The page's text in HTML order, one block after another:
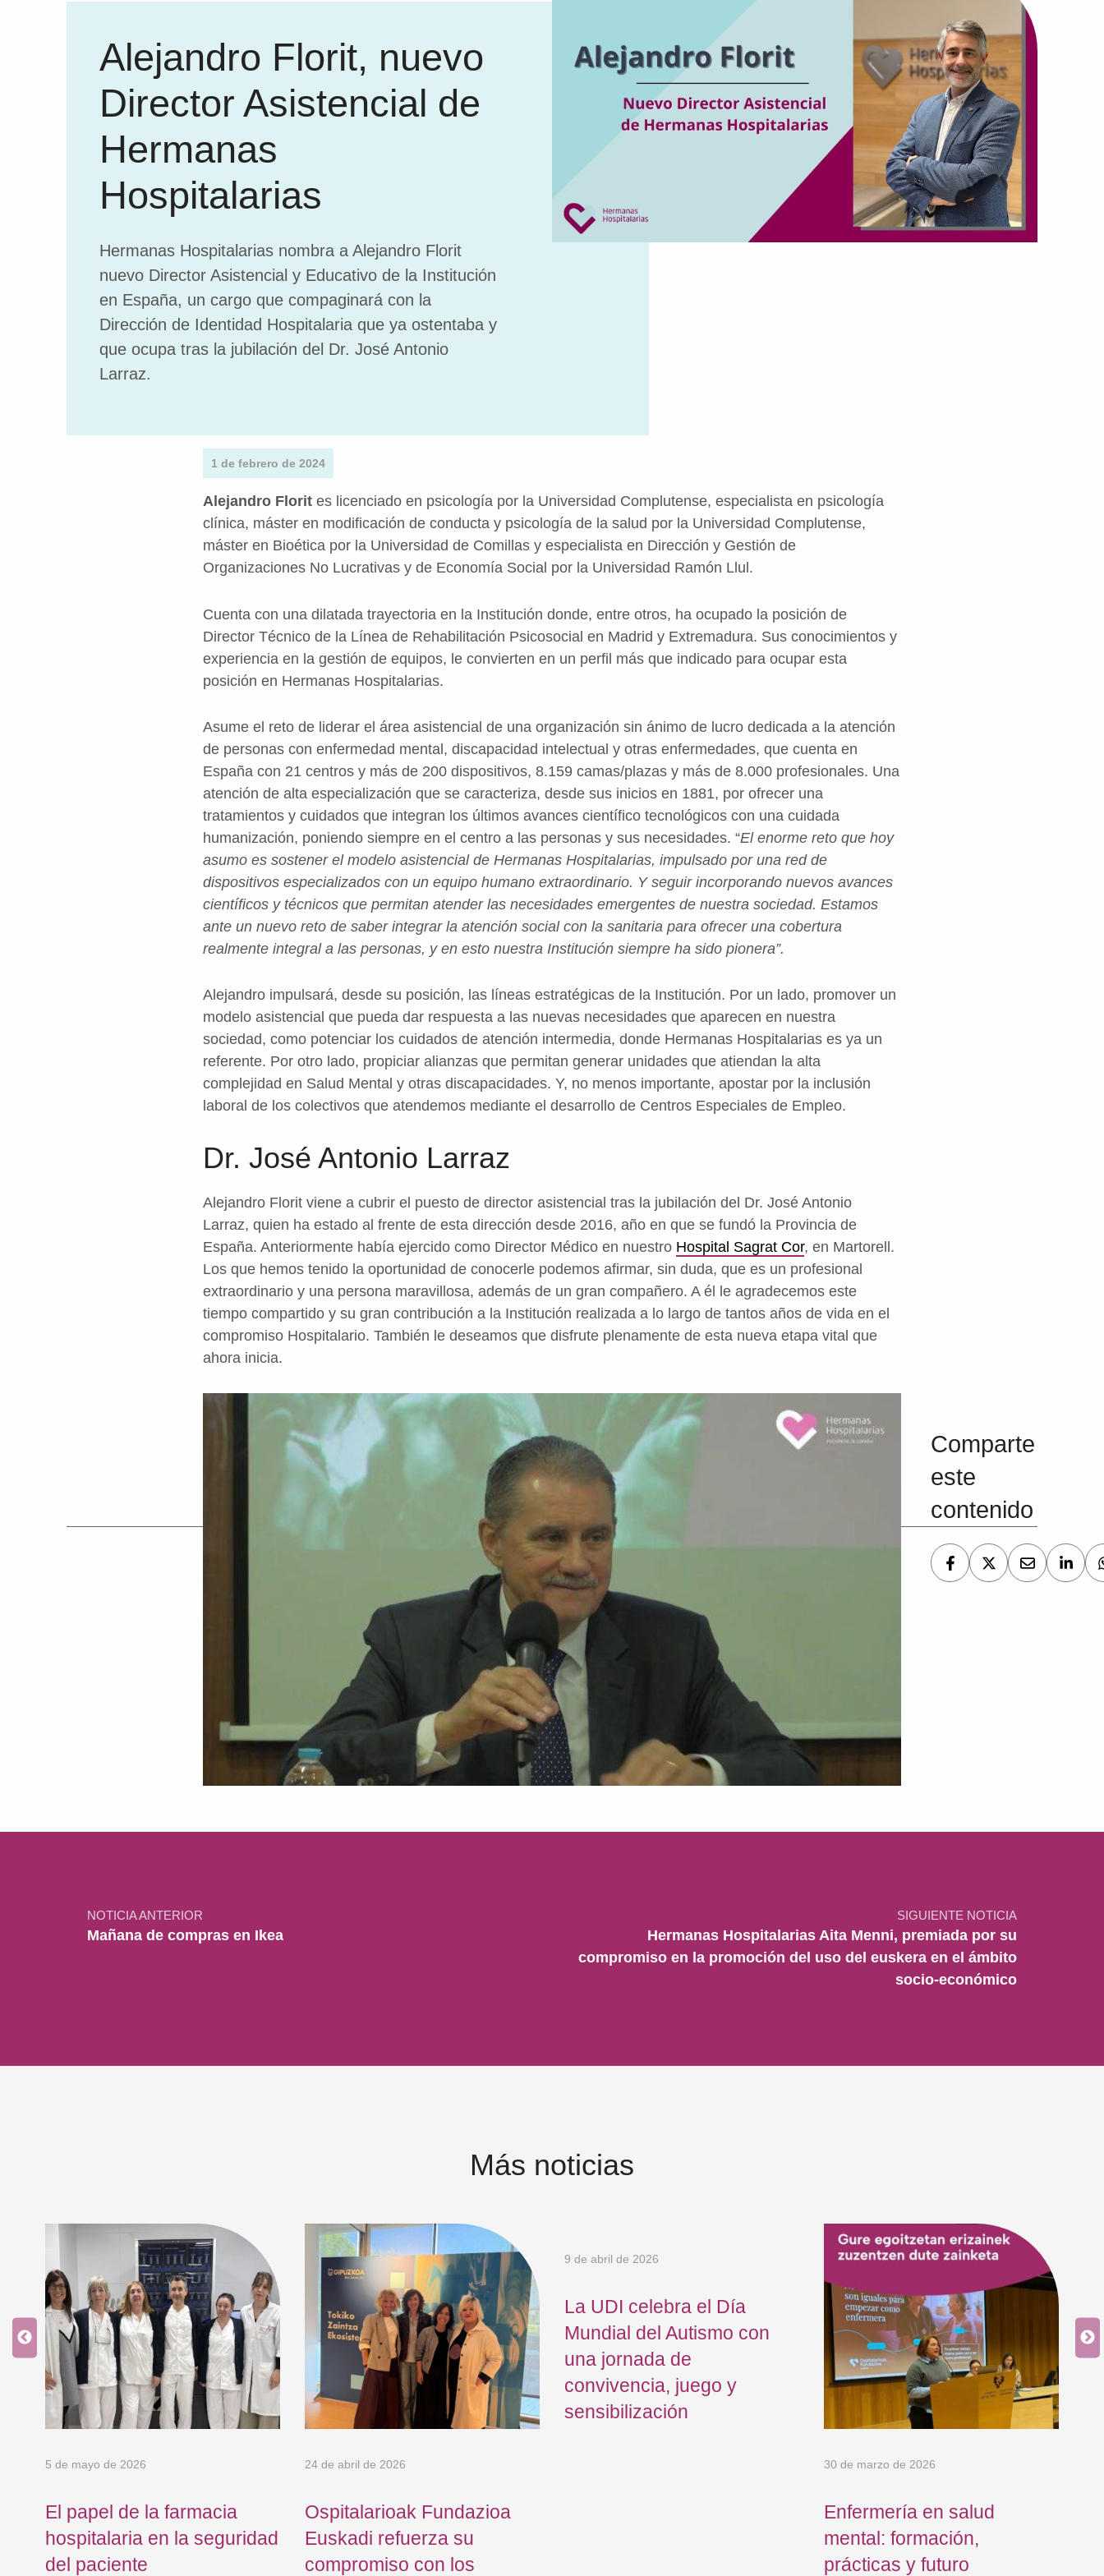
Alejandro Florit, nuevo
Director Asistencial de
Hermanas
Hospitalarias
Hermanas Hospitalarias nombra a Alejandro Florit
nuevo Director Asistencial y Educativo de la Institución
en España, un cargo que compaginará con la
Dirección de Identidad Hospitalaria que ya ostentaba y
que ocupa tras la jubilación del Dr. José Antonio
Larraz.
1 de febrero de 2024
Alejandro Florit es licenciado en psicología por la Universidad Complutense, especialista en psicología
clínica, máster en modificación de conducta y psicología de la salud por la Universidad Complutense,
máster en Bioética por la Universidad de Comillas y especialista en Dirección y Gestión de
Organizaciones No Lucrativas y de Economía Social por la Universidad Ramón Llul.
Cuenta con una dilatada trayectoria en la Institución donde, entre otros, ha ocupado la posición de
Director Técnico de la Línea de Rehabilitación Psicosocial en Madrid y Extremadura. Sus conocimientos y
experiencia en la gestión de equipos, le convierten en un perfil más que indicado para ocupar esta
posición en Hermanas Hospitalarias.
Asume el reto de liderar el área asistencial de una organización sin ánimo de lucro dedicada a la atención
de personas con enfermedad mental, discapacidad intelectual y otras enfermedades, que cuenta en
España con 21 centros y más de 200 dispositivos, 8.159 camas/plazas y más de 8.000 profesionales. Una
atención de alta especialización que se caracteriza, desde sus inicios en 1881, por ofrecer una
tratamientos y cuidados que integran los últimos avances científico tecnológicos con una cuidada
humanización, poniendo siempre en el centro a las personas y sus necesidades. “El enorme reto que hoy
asumo es sostener el modelo asistencial de Hermanas Hospitalarias, impulsado por una red de
dispositivos especializados con un equipo humano extraordinario. Y seguir incorporando nuevos avances
científicos y técnicos que permitan atender las necesidades emergentes de nuestra sociedad. Estamos
ante un nuevo reto de saber integrar la atención social con la sanitaria para ofrecer una cobertura
realmente integral a las personas, y en esto nuestra Institución siempre ha sido pionera”.
Alejandro impulsará, desde su posición, las líneas estratégicas de la Institución. Por un lado, promover un
modelo asistencial que pueda dar respuesta a las nuevas necesidades que aparecen en nuestra
sociedad, como potenciar los cuidados de atención intermedia, donde Hermanas Hospitalarias es ya un
referente. Por otro lado, propiciar alianzas que permitan generar unidades que atiendan la alta
complejidad en Salud Mental y otras discapacidades. Y, no menos importante, apostar por la inclusión
laboral de los colectivos que atendemos mediante el desarrollo de Centros Especiales de Empleo.
Dr. José Antonio Larraz
Alejandro Florit viene a cubrir el puesto de director asistencial tras la jubilación del Dr. José Antonio
Larraz, quien ha estado al frente de esta dirección desde 2016, año en que se fundó la Provincia de
España. Anteriormente había ejercido como Director Médico en nuestro Hospital Sagrat Cor, en Martorell.
Los que hemos tenido la oportunidad de conocerle podemos afirmar, sin duda, que es un profesional
extraordinario y una persona maravillosa, además de un gran compañero. A él le agradecemos este
tiempo compartido y su gran contribución a la Institución realizada a lo largo de tantos años de vida en el
compromiso Hospitalario. También le deseamos que disfrute plenamente de esta nueva etapa vital que
ahora inicia.
Comparte
este
contenido
NOTICIA ANTERIOR
Mañana de compras en Ikea
SIGUIENTE NOTICIA
Hermanas Hospitalarias Aita Menni, premiada por su
compromiso en la promoción del uso del euskera en el ámbito
socio-económico
Más noticias
5 de mayo de 2026
El papel de la farmacia
hospitalaria en la seguridad
del paciente
24 de abril de 2026
Ospitalarioak Fundazioa
Euskadi refuerza su
compromiso con los
9 de abril de 2026
La UDI celebra el Día
Mundial del Autismo con
una jornada de
convivencia, juego y
sensibilización
30 de marzo de 2026
Enfermería en salud
mental: formación,
prácticas y futuro